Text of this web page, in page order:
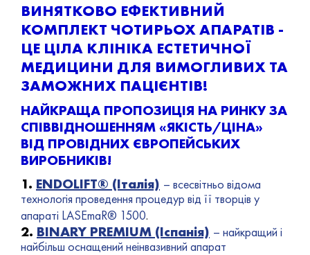
ВИНЯТКОВО ЕФЕКТИВНИЙ
КОМПЛЕКТ ЧОТИРЬОХАПАРАТІВ -
ЦЕ ЦІЛА КЛІНІКА ЕСТЕТИЧНОЇ
МЕДИЦИНИ ДЛЯ ВИМОГЛИВИХ ТА
ЗАМОЖНИХ ПАЦІЄНТІВ!
НАЙКРАЩА ПРОПОЗИЦІЯ НА РИНКУ ЗА
СПІВВІДНОШЕННЯМ «ЯКІСТЬ/ЦІНА»
ВІД ПРОВІДНИХ ЄВРОПЕЙСЬКИХ
ВИРОБНИКІВ!
1. ENDOLIFT® (Італія) – всесвітньо відома
технологія проведення процедур від її творців у
апараті LASEmaR® 1500.
2. BINARY PREMIUM (Іспанія) – найкращий і
найбільш оснащений неінвазивний апарат